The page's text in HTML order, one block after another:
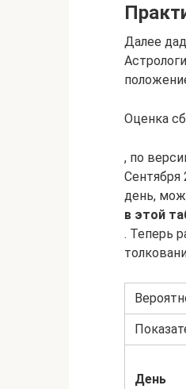
Далее
Оценка
, по
Сентября
день,
в этой
. Теперь
День